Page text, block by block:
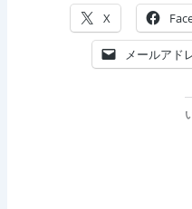
X
メールアド